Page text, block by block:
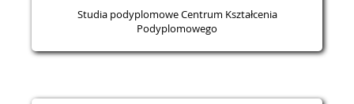
Studia podyplomowe Centrum Kształcenia
Podyplomowego